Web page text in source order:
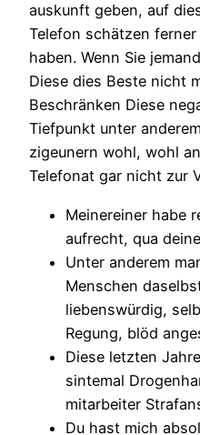
auskunft geben, auf
Telefon schätzen
haben. Wenn Sie
Diese dies Beste nicht
Beschränken Diese
Tiefpunkt unter
zigeunern wohl, wohl
Telefonat gar nicht zur
Meinereiner habe
aufrecht, qua
Unter anderem
Menschen
liebenswürdig,
Regung, blöd
Diese letzten
sintemal
mitarbeiter
Du hast mich